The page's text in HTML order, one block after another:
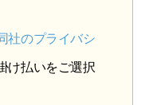
社のプライバシ
け払いをご選択